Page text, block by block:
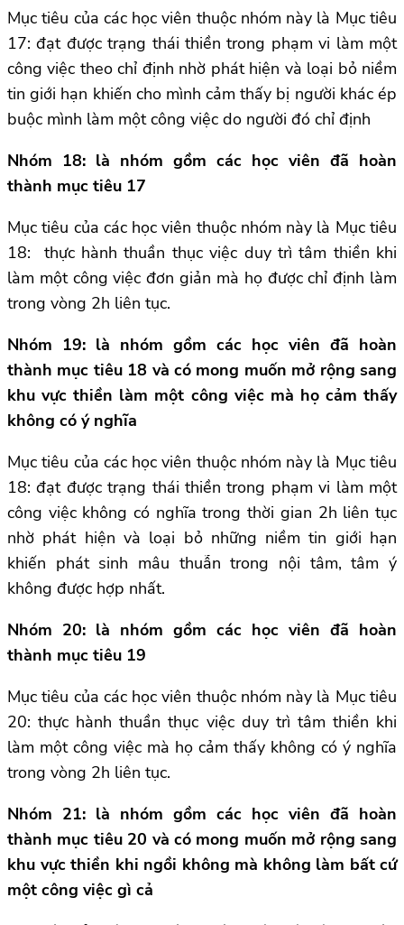
Mục tiêu của các học viên thuộc nhóm này là Mục tiêu
17: đạt được trạng thái thiền trong phạm vi làm một
công việc theo chỉ định nhờ phát hiện và loại bỏ niềm
tin giới hạn khiến cho mình cảm thấy bị người khác ép
buộc mình làm một công việc do người đó chỉ định
Nhóm 18: là nhóm gồm các học viên đã hoàn
thành mục tiêu 17
Mục tiêu của các học viên thuộc nhóm này là Mục tiêu
18: thực hành thuần thục việc duy trì tâm thiền khi
làm một công việc đơn giản mà họ được chỉ định làm
trong vòng 2h liên tục.
Nhóm 19: là nhóm gồm các học viên đã hoàn
thành mục tiêu 18 và có mong muốn mở rộng sang
khu vực thiền làm một công việc mà họ cảm thấy
không có ý nghĩa
Mục tiêu của các học viên thuộc nhóm này là Mục tiêu
18: đạt được trạng thái thiền trong phạm vi làm một
công việc không có nghĩa trong thời gian 2h liên tục
nhờ phát hiện và loại bỏ những niềm tin giới hạn
khiến phát sinh mâu thuẫn trong nội tâm, tâm ý
không được hợp nhất.
Nhóm 20: là nhóm gồm các học viên đã hoàn
thành mục tiêu 19
Mục tiêu của các học viên thuộc nhóm này là Mục tiêu
20: thực hành thuần thục việc duy trì tâm thiền khi
làm một công việc mà họ cảm thấy không có ý nghĩa
trong vòng 2h liên tục.
Nhóm 21: là nhóm gồm các học viên đã hoàn
thành mục tiêu 20 và có mong muốn mở rộng sang
khu vực thiền khi ngồi không mà không làm bất cứ
một công việc gì cả